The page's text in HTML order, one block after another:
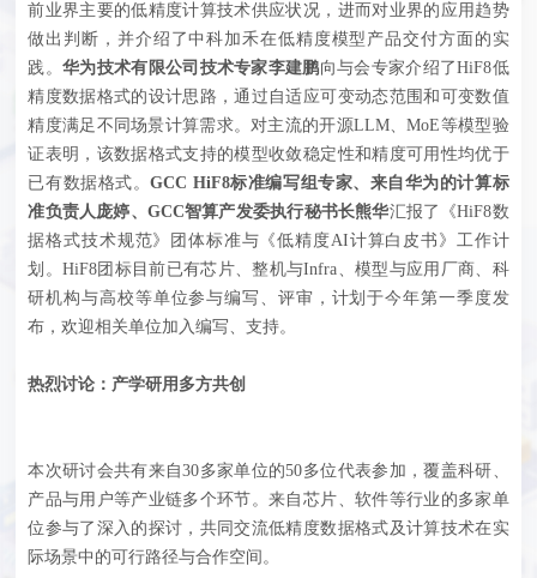
前业界主要的低精度计算技术供应状况，进而对业界的应用趋势
做出判断，并介绍了中科加禾在低精度模型产品交付方面的实
践。华为技术有限公司技术专家李建鹏向与会专家介绍了HiF8低
精度数据格式的设计思路，通过自适应可变动态范围和可变数值
精度满足不同场景计算需求。对主流的开源LLM、MoE等模型验
证表明，该数据格式支持的模型收敛稳定性和精度可用性均优于
已有数据格式。GCC HiF8标准编写组专家、来自华为的计算标
准负责人庞婷、GCC智算产发委执行秘书长熊华汇报了《HiF8数
据格式技术规范》团体标准与《低精度AI计算白皮书》工作计
划。HiF8团标目前已有芯片、整机与Infra、模型与应用厂商、科
研机构与高校等单位参与编写、评审，计划于今年第一季度发
布，欢迎相关单位加入编写、支持。
热烈讨论： 产学研用多方共创
本次研讨会共有来自30多家单位的50多位代表参加，覆盖科研、
产品与用户等产业链多个环节。来自芯片、软件等行业的多家单
位参与了深入的探讨，共同交流低精度数据格式及计算技术在实
际场景中的可行路径与合作空间。